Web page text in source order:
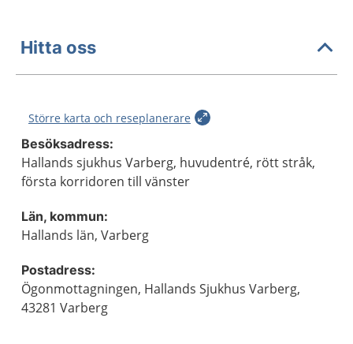
Hitta oss
Större karta och reseplanerare
Besöksadress:
Hallands sjukhus Varberg, huvudentré, rött stråk,
första korridoren till vänster
Län, kommun:
Hallands län, Varberg
Postadress:
Ögonmottagningen, Hallands Sjukhus Varberg,
43281 Varberg